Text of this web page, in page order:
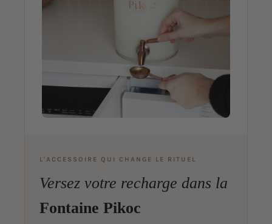
L'ACCESSOIRE QUI CHANGE LE RITUEL
Versez votre recharge dans la
Fontaine Pikoc